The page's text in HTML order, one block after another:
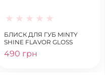
БЛИСК ДЛЯ ГУБ MINTY
SHINE FLAVOR GLOSS
490 грн